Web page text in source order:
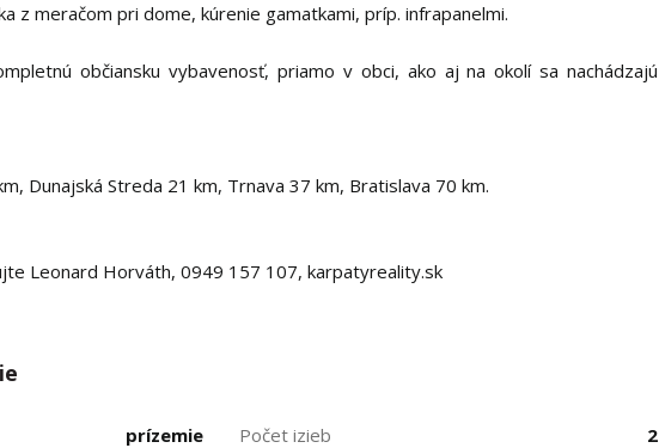
z meračom pri dome, kúrenie gamatkami, príp. infrapanelmi.
občiansku vybavenosť, priamo v obci, ako aj na okolí sa nachádzajú
Dunajská Streda 21 km, Trnava 37 km, Bratislava 70 km.
Leonard Horváth, 0949 157 107, karpatyreality.sk
prízemie Počet izieb 2